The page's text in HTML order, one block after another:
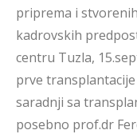
priprema i
kadrovskih
centru Tuzla,
prve
saradnji sa
posebno prof.dr